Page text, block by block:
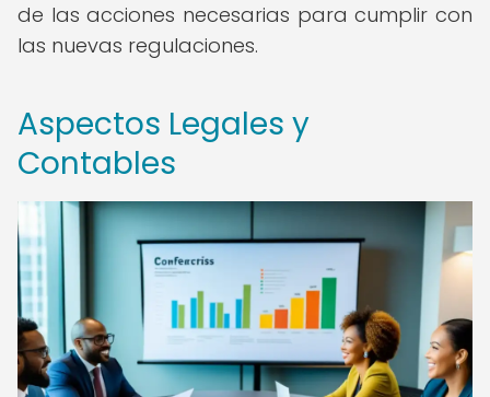
de las acciones necesarias para cumplir con
las nuevas regulaciones.
Aspectos Legales y
Contables